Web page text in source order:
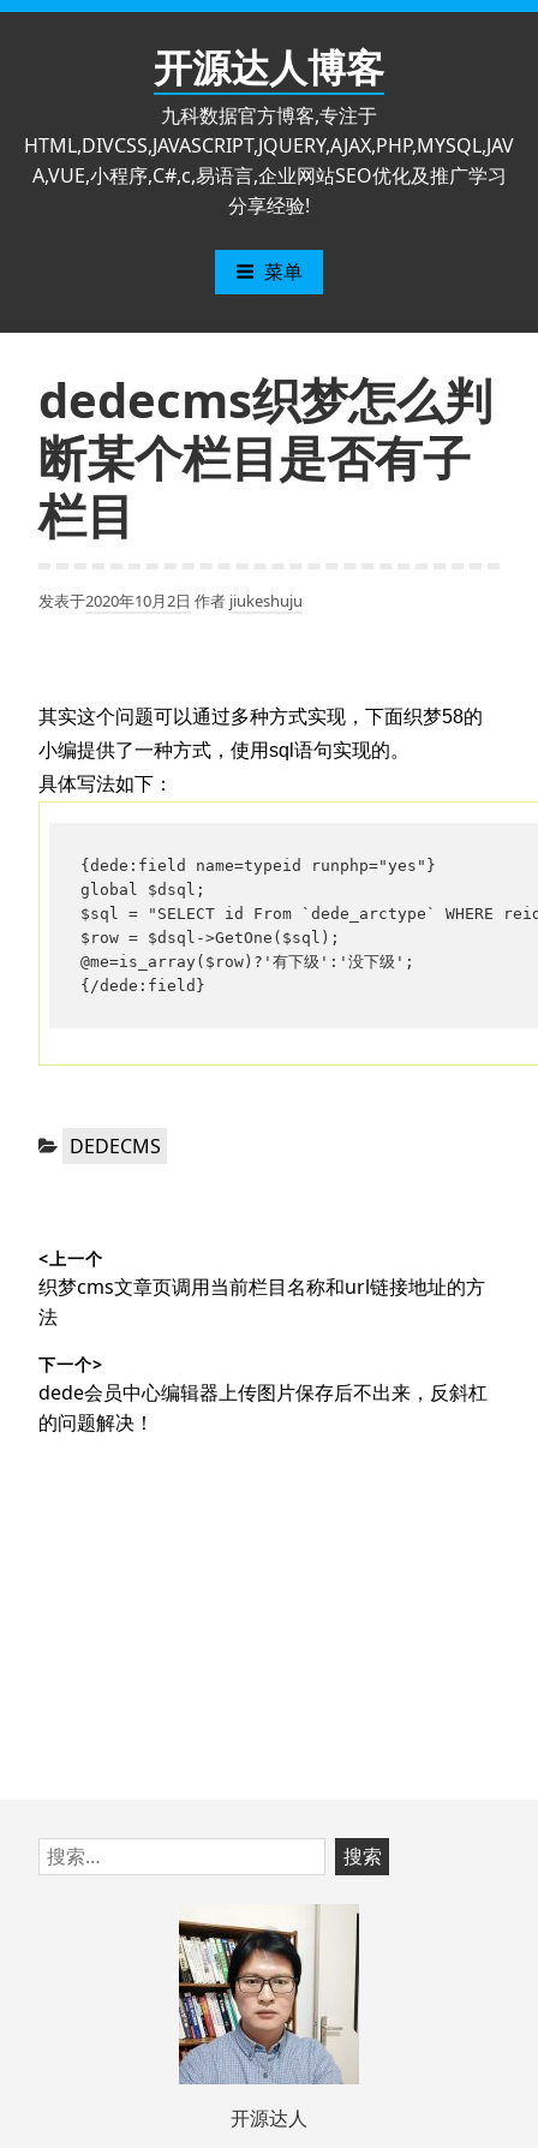
跳
开源达人博客
九科数据官方博客,专注于
HTML,DIVCSS,JAVASCRIPT,JQUERY,AJAX,PHP,MYSQL,JAV
A,VUE,小程序,C#,c,易语言,企业网站SEO优化及推广学习
分享经验!
菜单
dedecms织梦怎么判
断某个栏目是否有子
栏目
发表于2020年10月2日 作者 jiukeshuju
其实这个问题可以通过多种方式实现，下面织梦58的
小编提供了一种方式，使用sql语句实现的。
具体写法如下：
{dede:field name=typeid runphp="yes"}
global $dsql;
$sql = "SELECT id From `dede_arctype`
$row = $dsql->GetOne($sql);
@me=is_array($row)?'有下级':'没下级';
{/dede:field}
分
DEDECMS
章
导
航
<上一个
上
篇
章：
织梦cms文章页调用当前栏目名称和url链接地址的方
法
下一个>
下
篇
dede会员中心编辑器上传图片保存后不出来，反斜杠
的问题解决！
跳
至
搜
索：
开源达人